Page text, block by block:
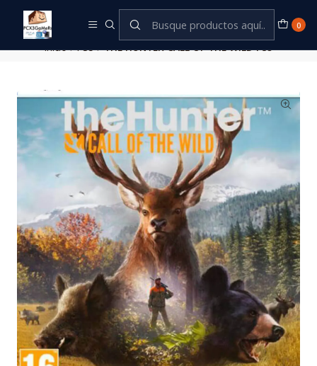
0
Inicio PS5 THE HUNTER CALL OF THE WILD PS5